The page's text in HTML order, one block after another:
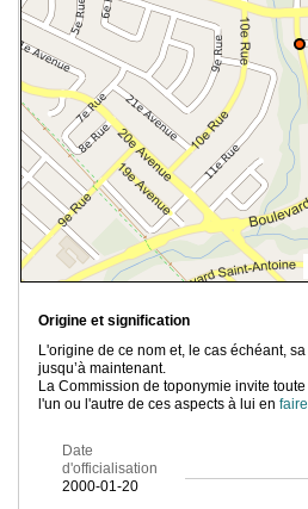
Origine et signification
L'origine de ce nom et, le cas échéant,
jusqu’à maintenant.
La Commission de toponymie invite
l'un ou l'autre de ces aspects à lui en
Date
d'officialisation
2000-01-20